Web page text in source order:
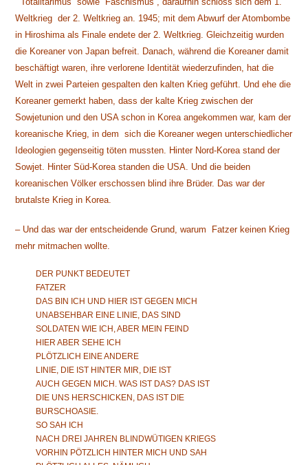
Weltkrieg der 2. Weltkrieg an. 1945; mit dem Abwurf der Atombombe
in Hiroshima als Finale endete der 2. Weltkrieg. Gleichzeitig wurden
die Koreaner von Japan befreit. Danach, während die Koreaner damit
beschäftigt waren, ihre verlorene Identität wiederzufinden, hat die
Welt in zwei Parteien gespalten den kalten Krieg geführt. Und ehe die
Koreaner gemerkt haben, dass der kalte Krieg zwischen der
Sowjetunion und den USA schon in Korea angekommen war, kam der
koreanische Krieg, in dem sich die Koreaner wegen unterschiedlicher
Ideologien gegenseitig töten mussten. Hinter Nord-Korea stand der
Sowjet. Hinter Süd-Korea standen die USA. Und die beiden
koreanischen Völker erschossen blind ihre Brüder. Das war der
brutalste Krieg in Korea.
– Und das war der entscheidende Grund, warum Fatzer keinen Krieg
mehr mitmachen wollte.
DER PUNKT BEDEUTET
FATZER
DAS BIN ICH UND HIER IST GEGEN MICH
UNABSEHBAR EINE LINIE, DAS SIND
SOLDATEN WIE ICH, ABER MEIN FEIND
HIER ABER SEHE ICH
PLÖTZLICH EINE ANDERE
LINIE, DIE IST HINTER MIR, DIE IST
AUCH GEGEN MICH. WAS IST DAS? DAS IST
DIE UNS HERSCHICKEN, DAS IST DIE
BURSCHOASIE.
SO SAH ICH
NACH DREI JAHREN BLINDWÜTIGEN KRIEGS
VORHIN PÖTZLICH HINTER MICH UND SAH